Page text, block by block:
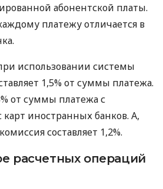
абонентской платы.
платежу отличается в
использовании системы
1,5% от суммы платежа.
от суммы платежа с
карт иностранных банков. А,
составляет 1,2%.
расчетных операций